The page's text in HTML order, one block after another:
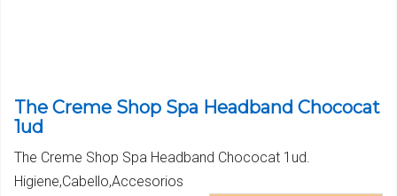
The Creme Shop Spa Headband Chococat
1ud
The Creme Shop Spa Headband Chococat 1ud.
Higiene,Cabello,Accesorios